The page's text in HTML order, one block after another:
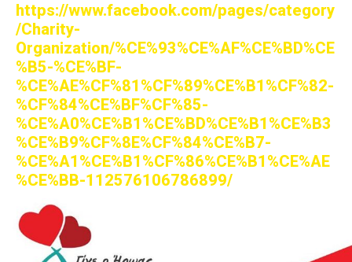
https://www.facebook.com/pages/category
/Charity-
Organization/%CE%93%CE%AF%CE%BD%CE
%B5-%CE%BF-
%CE%AE%CF%81%CF%89%CE%B1%CF%82-
%CF%84%CE%BF%CF%85-
%CE%A0%CE%B1%CE%BD%CE%B1%CE%B3
%CE%B9%CF%8E%CF%84%CE%B7-
%CE%A1%CE%B1%CF%86%CE%B1%CE%AE
%CE%BB-112576106786899/